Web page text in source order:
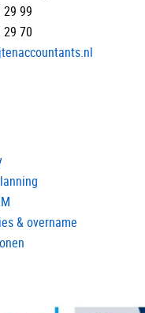
29 99
29 70
& overname